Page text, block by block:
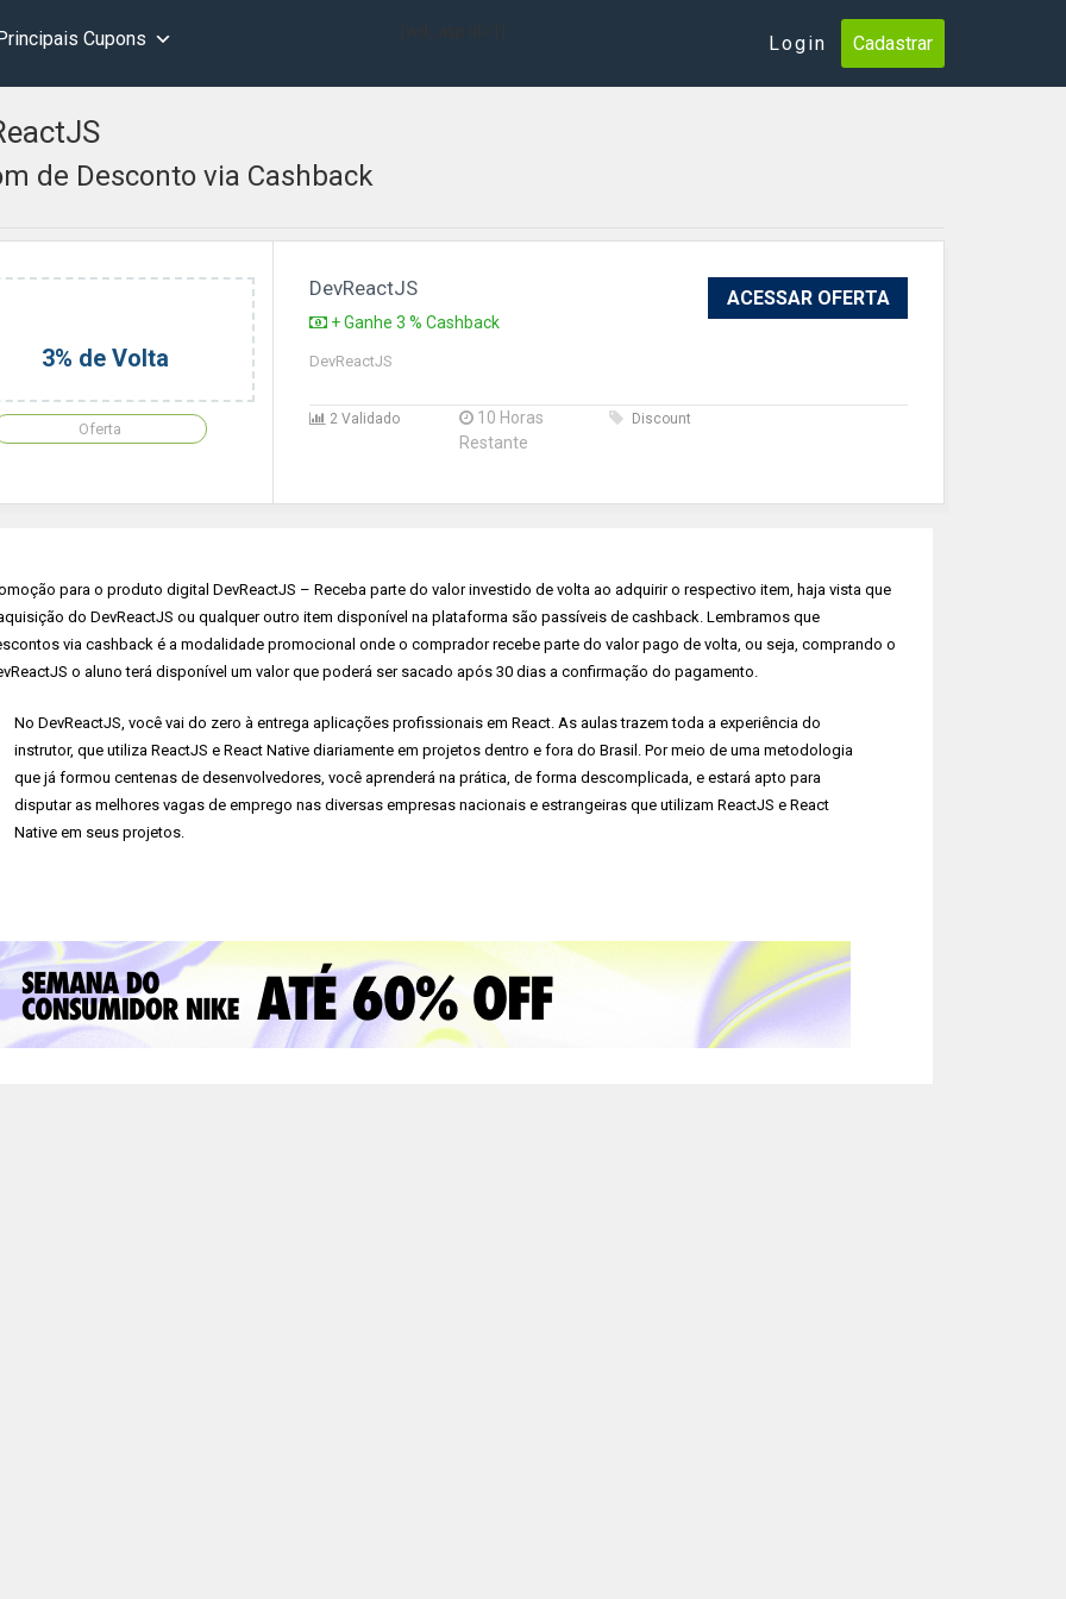
Cupons Login Cadastrar
de Desconto via Cashback
3% de Volta
Oferta
DevReactJS
+ Ganhe 3 % Cashback
ACESSAR OFERTA
DevReactJS
2 Validado
10 Horas
Restante
Discount
para o produto digital DevReactJS – Receba parte do valor investido de volta ao adquirir o respectivo item, haja vista que
do DevReactJS ou qualquer outro item disponível na plataforma são passíveis de cashback. Lembramos que
via cashback é a modalidade promocional onde o comprador recebe parte do valor pago de volta, ou seja, comprando o
o aluno terá disponível um valor que poderá ser sacado após 30 dias a confirmação do pagamento.
No DevReactJS, você vai do zero à entrega aplicações profissionais em React. As aulas trazem toda a experiência do
instrutor, que utiliza ReactJS e React Native diariamente em projetos dentro e fora do Brasil. Por meio de uma metodologia
que já formou centenas de desenvolvedores, você aprenderá na prática, de forma descomplicada, e estará apto para
disputar as melhores vagas de emprego nas diversas empresas nacionais e estrangeiras que utilizam ReactJS e React
Native em seus projetos.